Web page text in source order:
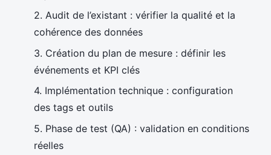
2. Audit de l’existant : vérifier la qualité et la
cohérence des données
3. Création du plan de mesure : définir les
événements et KPI clés
4. Implémentation technique : configuration
des tags et outils
5. Phase de test (QA) : validation en conditions
réelles